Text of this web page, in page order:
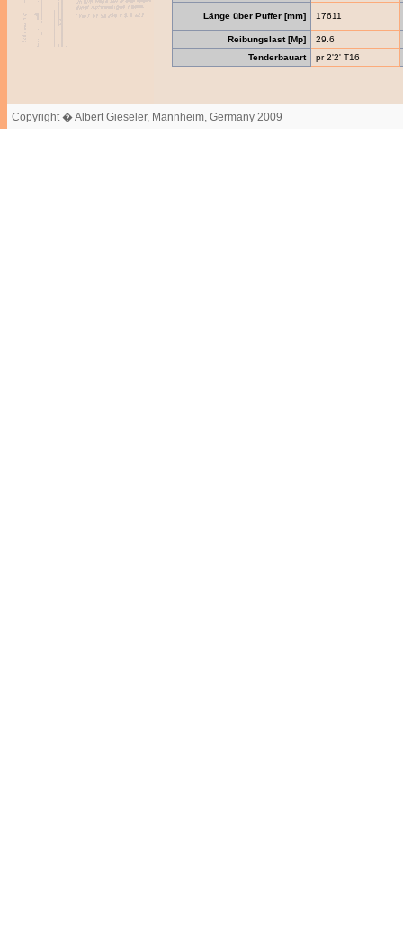
Länge über Puffer [mm] 17611
Reibungslast [Mp]
29.6
Tenderbauart
pr 2'2' T16
Copyright � Albert Gieseler, Mannheim, Germany 2009